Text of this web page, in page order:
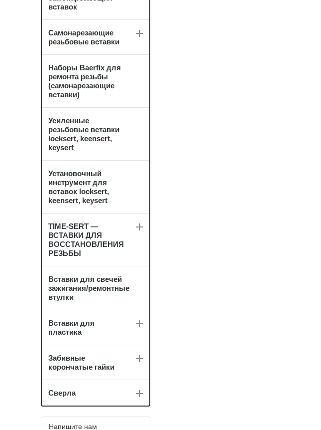
вставок
Самонарезающие
резьбовые вставки
Наборы Baerfix для
ремонта резьбы
(самонарезающие
вставки)
Усиленные
резьбовые вставки
locksert, keensert,
keysert
Установочный
инструмент для
вставок locksert,
keensert, keysert
TIME-SERT —
ВСТАВКИ ДЛЯ
ВОССТАНОВЛЕНИЯ
РЕЗЬБЫ
Вставки для свечей
зажигания/ремонтные
втулки
Вставки для
пластика
Забивные
корончатые гайки
Сверла
Напишите нам